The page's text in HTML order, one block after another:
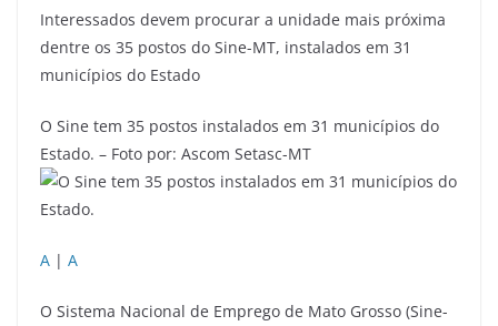
Interessados devem procurar a unidade mais próxima
dentre os 35 postos do Sine-MT, instalados em 31
municípios do Estado
O Sine tem 35 postos instalados em 31 municípios do
Estado. – Foto por: Ascom Setasc-MT
A | A
O Sistema Nacional de Emprego de Mato Grosso (Sine-